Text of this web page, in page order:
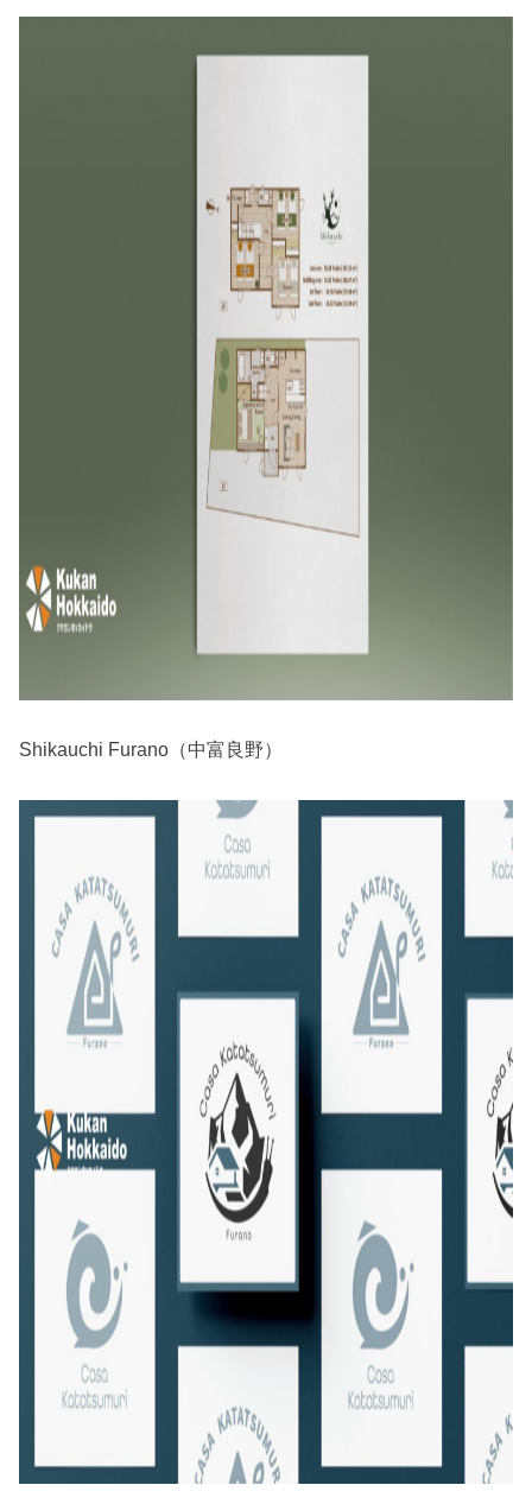
Shikauchi Furano（中富良野）